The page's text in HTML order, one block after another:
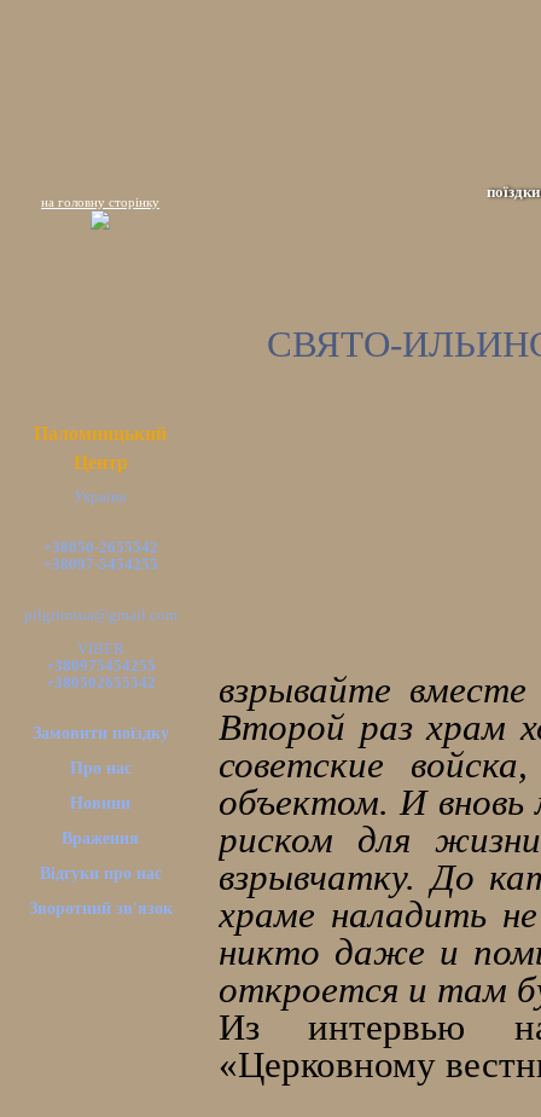
поїздки
на головну сторінку
Паломницький
Центр
Україна
+38050-2655542
+38097-5454255
pilgrimsua@gmail.com
VIBER
+380975454255
+380502655542
Замовити поїздку
Про нас
Новини
Враження
Відгуки про нас
Зворотний зв'язок
СВЯТО-
взрывайте
Второй раз храм
советские
объектом. И
риском для
взрывчатку. До
храме наладить
никто даже и
откроется и там
Из интервью
«Церковному